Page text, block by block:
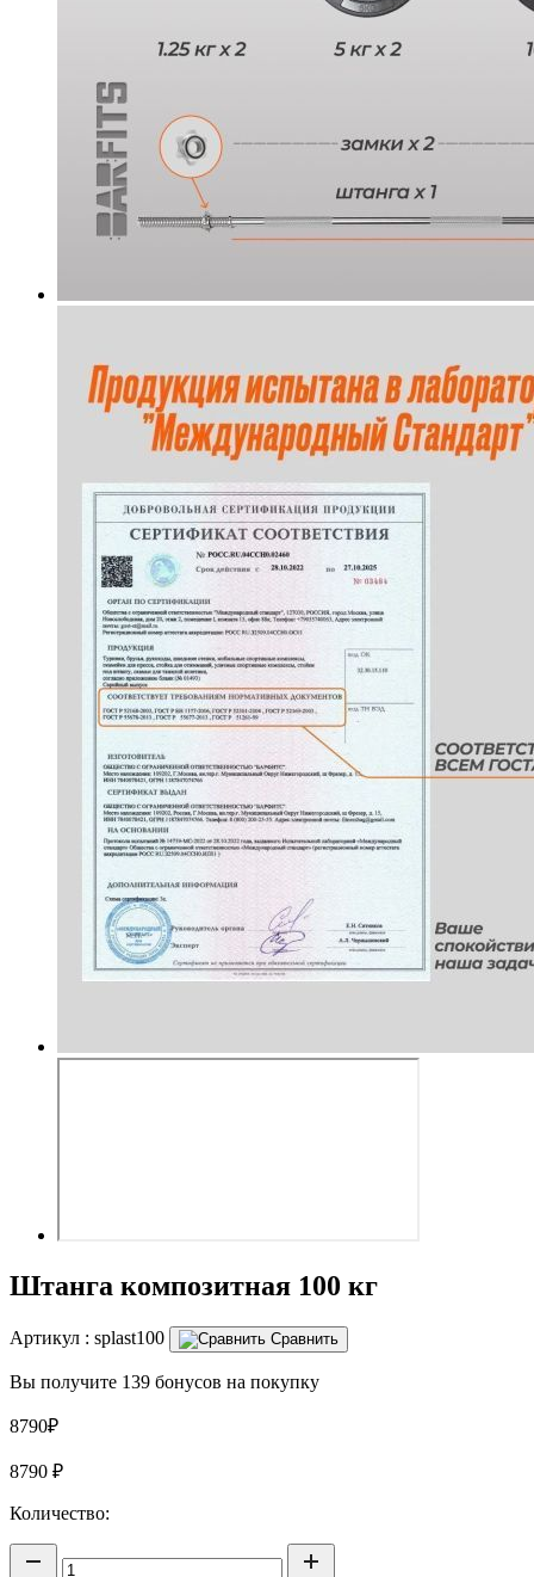
Штанга композитная 100 кг
Артикул : splast100 Сравнить
Вы получите 139 бонусов на покупку
8790₽
8790 ₽
Количество: